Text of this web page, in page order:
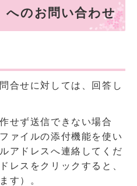
へのお問い合わせ
合せに対しては、回答し
せず送信できない場合
ァイルの添付機能を使い
アドレスへ連絡してくだ
レスをクリックすると、
す）。